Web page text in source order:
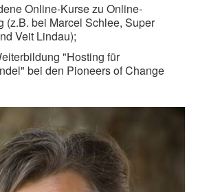
Online-Kurse zu Online-
(z.B. bei Marcel Schlee, Super
Veit Lindau);
"Hosting für
bei den Pioneers of Change